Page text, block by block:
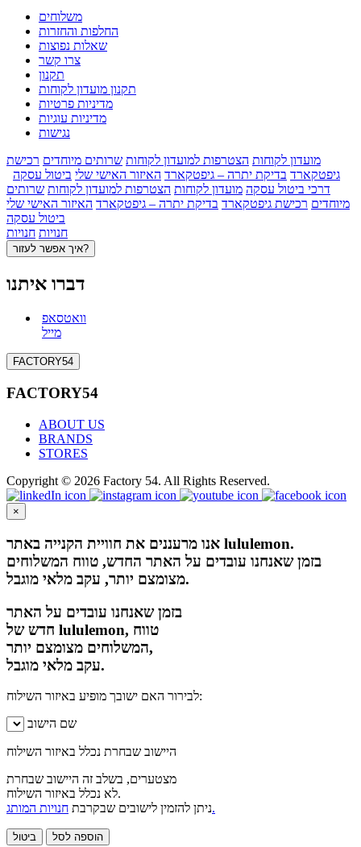
משלוחים
החלפות והחזרות
שאלות נפוצות
צרו קשר
תקנון
תקנון מועדון לקוחות
מדיניות פרטיות
מדיניות עוגיות
נגישות
מועדון לקוחות הצטרפות למועדון לקוחות שרותים מיוחדים רכישת
גיפטקארד בדיקת יתרה – גיפטקארד האיזור האישי שלי ביטול עסקה
דרכי ביטול עסקה מועדון לקוחות הצטרפות למועדון לקוחות שרותים
מיוחדים רכישת גיפטקארד בדיקת יתרה – גיפטקארד האיזור האישי שלי
ביטול עסקה
חנויות חנויות
איך אפשר לעזור?
דברו איתנו
וואטסאפ
מייל
FACTORY54
FACTORY54
ABOUT US
BRANDS
STORES
Copyright © 2026 Factory 54. All Rights Reserved.
×
אנו מרעננים את חוויית הקנייה באתר lululemon.
בזמן שאנחנו עובדים על האתר החדש, טווח המשלוחים
מצומצם יותר, עקב מלאי מוגבל.
בזמן שאנחנו עובדים על האתר
חדש של lululemon, טווח
המשלוחים מצומצם יותר,
עקב מלאי מוגבל.
לבירור האם ישובך מופיע באיזור השילוח:
שם הישוב
היישוב שבחרת נכלל באיזור השילוח
מצטערים, בשלב זה היישוב שבחרת
לא נכלל באיזור השילוח.
ניתן להזמין לישובים שבקרבתחנויות המותג.
ביטול הוספה לסל